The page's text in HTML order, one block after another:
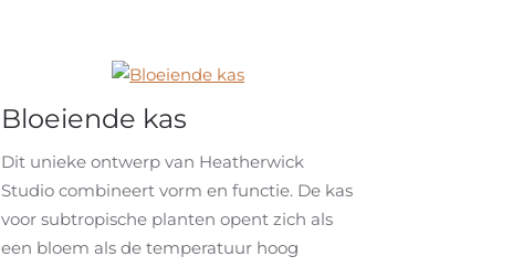
Bloeiende kas
Dit unieke ontwerp van Heatherwick
Studio combineert vorm en functie. De kas
voor subtropische planten opent zich als
een bloem als de temperatuur hoog